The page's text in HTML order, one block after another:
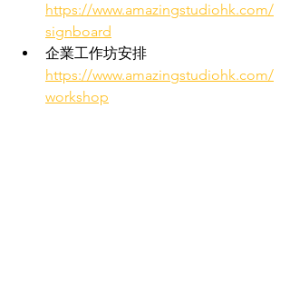
https://www.amazingstudiohk.com/
signboard
企業工作坊安排
https://www.amazingstudiohk.com/
workshop